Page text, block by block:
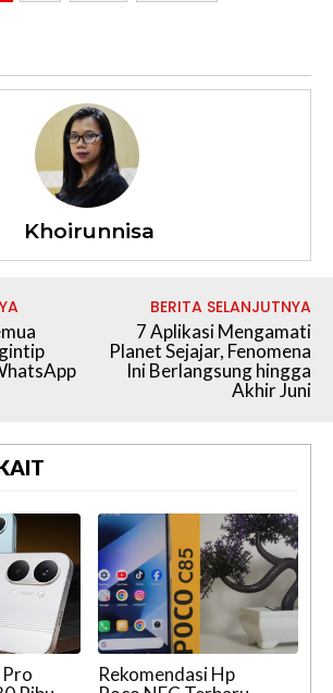
Khoirunnisa
BERITA SELANJUTNYA
7 Aplikasi Mengamati
Planet Sejajar, Fenomena
Ini Berlangsung hingga
Akhir Juni
Rekomendasi Hp